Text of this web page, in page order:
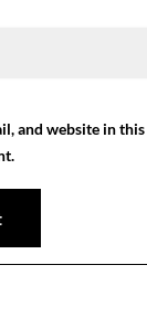
and website in